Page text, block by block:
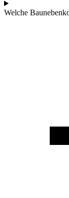
Welche